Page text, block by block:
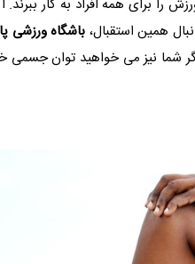
را برای همه افراد به کار
همین استقبال، باشگاه ورزشی
نیز می خواهید توان جسمی